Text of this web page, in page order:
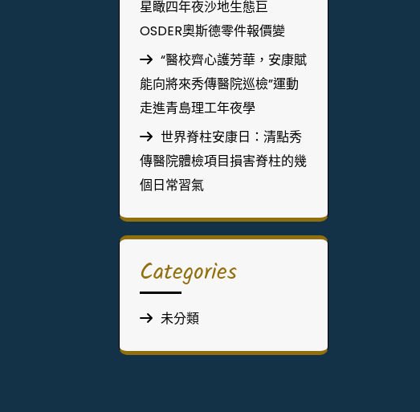
星瞰四年夜沙地生態巨
OSDER奧斯德零件報價變
“醫校齊心護芳華，安康賦
能向將來秀傳醫院巡檢”運動
走進青島理工年夜學
世界脊柱安康日：清點秀
傳醫院體檢項目損害脊柱的幾
個日常習氣
Categories
未分類